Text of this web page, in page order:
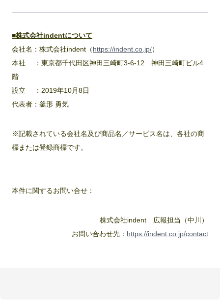
■株式会社indentについて
会社名：株式会社indent（https://indent.co.jp/）
本社 ：東京都千代田区神田三崎町3‐6‐12 神田三崎町ビル4
階
設立 ：2019年10月8日
代表者：釜形 勇気
※記載されている会社名及び商品名／サービス名は、各社の商
標または登録商標です。
本件に関するお問い合せ：
株式会社indent 広報担当（中川）
お問い合わせ先： https://indent.co.jp/contact